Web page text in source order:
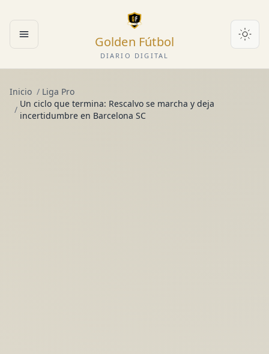
Abrir menú Golden Fútbol
DIARIO DIGITAL
Inicio / Liga Pro
/
Un ciclo que termina: Rescalvo se marcha y deja
incertidumbre en Barcelona SC